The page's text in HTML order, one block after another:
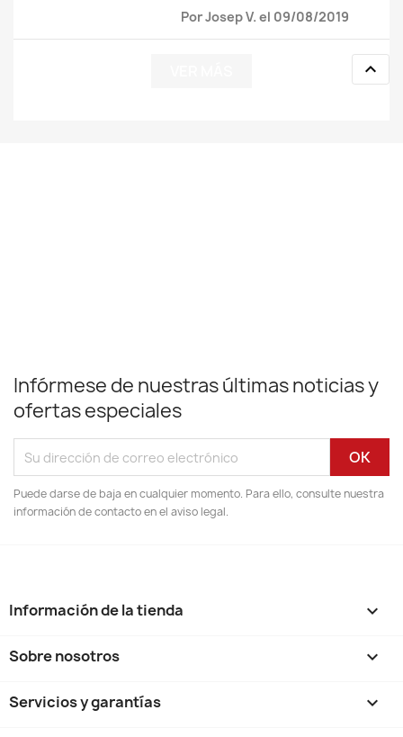
Por Josep V. el 09/08/2019

Infórmese de nuestras últimas noticias y
ofertas especiales
Puede darse de baja en cualquier momento. Para ello, consulte nuestra
información de contacto en el aviso legal.
Información de la tienda keyboard_arrow_down
Sobre nosotros 
Servicios y garantías 